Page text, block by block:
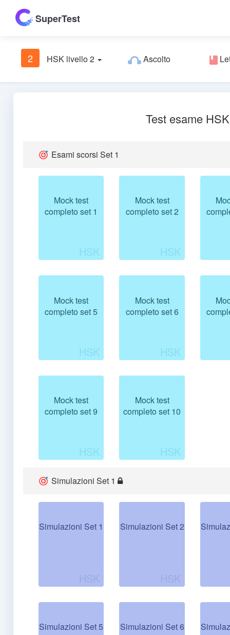
SuperTest
2 HSK livello 2 Ascolto
Test esame
Esami scorsi Set 1
Mock test
completo set 1
Mock test
completo set 2
Mock test
completo set 5
Mock test
completo set 6
Mock test
completo set 9
Mock test
completo set 10
Simulazioni Set 1
Simulazioni Set 1 Simulazioni Set 2
Simulazioni Set 5 Simulazioni Set 6